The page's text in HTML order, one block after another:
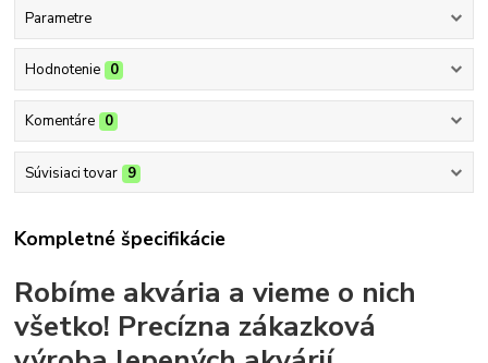
Parametre
Hodnotenie 0
Komentáre 0
Súvisiaci tovar 9
Kompletné špecifikácie
Robíme akvária a vieme o nich
všetko! Precízna zákazková